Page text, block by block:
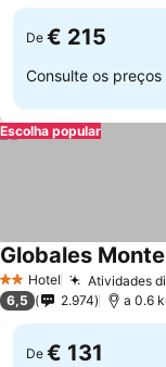
De € 215
Consulte os preços
Escolha popular
2 Estrelas
Hotel Atividades
Globales
6,5 2.974 a 0.6
De € 131